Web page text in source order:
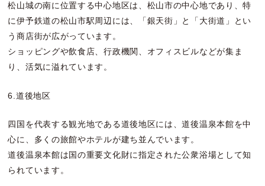
松山城の南に位置する中心地区は、松山市の中心地であり、特
に伊予鉄道の松山市駅周辺には、「銀天街」と「大街道」とい
う商店街が広がっています。
ショッピングや飲食店、行政機関、オフィスビルなどが集ま
り、活気に溢れています。
6.道後地区
四国を代表する観光地である道後地区には、道後温泉本館を中
心に、多くの旅館やホテルが建ち並んでいます。
道後温泉本館は国の重要文化財に指定された公衆浴場として知
られています。